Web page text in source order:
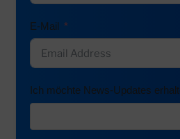
E-Mail
Ich möchte News-Updates